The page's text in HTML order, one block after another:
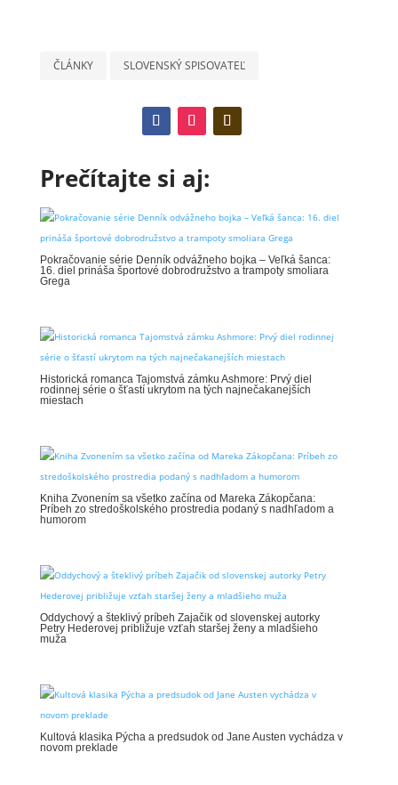
ČLÁNKY SLOVENSKÝ SPISOVATEĽ
Prečítajte si aj:
Pokračovanie série Denník odvážneho bojka – Veľká šanca:
16. diel prináša športové dobrodružstvo a trampoty smoliara
Grega
Historická romanca Tajomstvá zámku Ashmore: Prvý diel
rodinnej série o šťastí ukrytom na tých najnečakanejších
miestach
Kniha Zvonením sa všetko začína od Mareka Zákopčana:
Príbeh zo stredoškolského prostredia podaný s nadhľadom a
humorom
Oddychový a šteklivý príbeh Zajačik od slovenskej autorky
Petry Hederovej približuje vzťah staršej ženy a mladšieho
muža
Kultová klasika Pýcha a predsudok od Jane Austen vychádza v
novom preklade